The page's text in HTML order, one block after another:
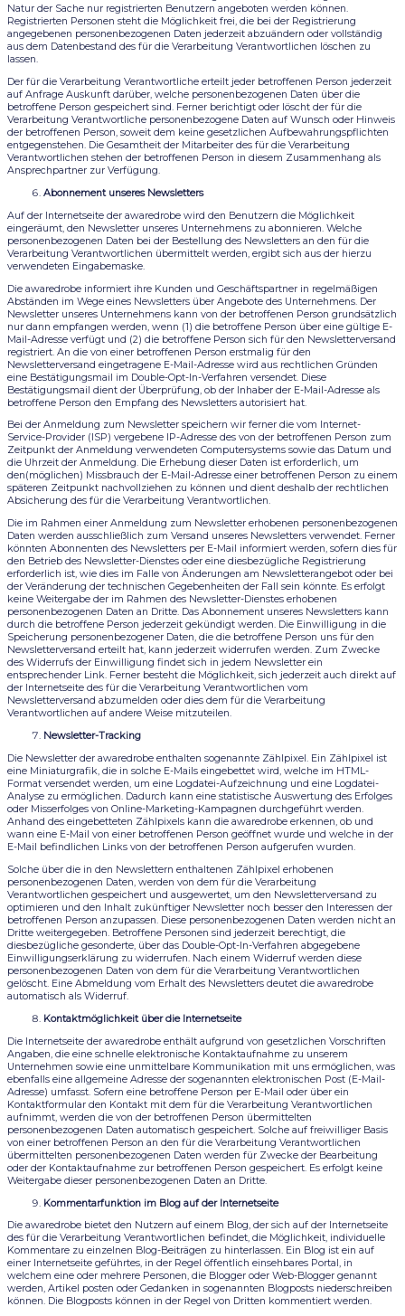
Natur der Sache nur registrierten Benutzern angeboten werden können.
Registrierten Personen steht die Möglichkeit frei, die bei der Registrierung
angegebenen personenbezogenen Daten jederzeit abzuändern oder vollständig
aus dem Datenbestand des für die Verarbeitung Verantwortlichen löschen zu
lassen.
Der für die Verarbeitung Verantwortliche erteilt jeder betroffenen Person jederzeit
auf Anfrage Auskunft darüber, welche personenbezogenen Daten über die
betroffene Person gespeichert sind. Ferner berichtigt oder löscht der für die
Verarbeitung Verantwortliche personenbezogene Daten auf Wunsch oder Hinweis
der betroffenen Person, soweit dem keine gesetzlichen Aufbewahrungspflichten
entgegenstehen. Die Gesamtheit der Mitarbeiter des für die Verarbeitung
Verantwortlichen stehen der betroffenen Person in diesem Zusammenhang als
Ansprechpartner zur Verfügung.
Abonnement unseres Newsletters
Auf der Internetseite der awaredrobe wird den Benutzern die Möglichkeit
eingeräumt, den Newsletter unseres Unternehmens zu abonnieren. Welche
personenbezogenen Daten bei der Bestellung des Newsletters an den für die
Verarbeitung Verantwortlichen übermittelt werden, ergibt sich aus der hierzu
verwendeten Eingabemaske.
Die awaredrobe informiert ihre Kunden und Geschäftspartner in regelmäßigen
Abständen im Wege eines Newsletters über Angebote des Unternehmens. Der
Newsletter unseres Unternehmens kann von der betroffenen Person grundsätzlich
nur dann empfangen werden, wenn (1) die betroffene Person über eine gültige E-
Mail-Adresse verfügt und (2) die betroffene Person sich für den Newsletterversand
registriert. An die von einer betroffenen Person erstmalig für den
Newsletterversand eingetragene E-Mail-Adresse wird aus rechtlichen Gründen
eine Bestätigungsmail im Double-Opt-In-Verfahren versendet. Diese
Bestätigungsmail dient der Überprüfung, ob der Inhaber der E-Mail-Adresse als
betroffene Person den Empfang des Newsletters autorisiert hat.
Bei der Anmeldung zum Newsletter speichern wir ferner die vom Internet-
Service-Provider (ISP) vergebene IP-Adresse des von der betroffenen Person zum
Zeitpunkt der Anmeldung verwendeten Computersystems sowie das Datum und
die Uhrzeit der Anmeldung. Die Erhebung dieser Daten ist erforderlich, um
den(möglichen) Missbrauch der E-Mail-Adresse einer betroffenen Person zu einem
späteren Zeitpunkt nachvollziehen zu können und dient deshalb der rechtlichen
Absicherung des für die Verarbeitung Verantwortlichen.
Die im Rahmen einer Anmeldung zum Newsletter erhobenen personenbezogenen
Daten werden ausschließlich zum Versand unseres Newsletters verwendet. Ferner
könnten Abonnenten des Newsletters per E-Mail informiert werden, sofern dies für
den Betrieb des Newsletter-Dienstes oder eine diesbezügliche Registrierung
erforderlich ist, wie dies im Falle von Änderungen am Newsletterangebot oder bei
der Veränderung der technischen Gegebenheiten der Fall sein könnte. Es erfolgt
keine Weitergabe der im Rahmen des Newsletter-Dienstes erhobenen
personenbezogenen Daten an Dritte. Das Abonnement unseres Newsletters kann
durch die betroffene Person jederzeit gekündigt werden. Die Einwilligung in die
Speicherung personenbezogener Daten, die die betroffene Person uns für den
Newsletterversand erteilt hat, kann jederzeit widerrufen werden. Zum Zwecke
des Widerrufs der Einwilligung findet sich in jedem Newsletter ein
entsprechender Link. Ferner besteht die Möglichkeit, sich jederzeit auch direkt auf
der Internetseite des für die Verarbeitung Verantwortlichen vom
Newsletterversand abzumelden oder dies dem für die Verarbeitung
Verantwortlichen auf andere Weise mitzuteilen.
Newsletter-Tracking
Die Newsletter der awaredrobe enthalten sogenannte Zählpixel. Ein Zählpixel ist
eine Miniaturgrafik, die in solche E-Mails eingebettet wird, welche im HTML-
Format versendet werden, um eine Logdatei-Aufzeichnung und eine Logdatei-
Analyse zu ermöglichen. Dadurch kann eine statistische Auswertung des Erfolges
oder Misserfolges von Online-Marketing-Kampagnen durchgeführt werden.
Anhand des eingebetteten Zählpixels kann die awaredrobe erkennen, ob und
wann eine E-Mail von einer betroffenen Person geöffnet wurde und welche in der
E-Mail befindlichen Links von der betroffenen Person aufgerufen wurden.
Solche über die in den Newslettern enthaltenen Zählpixel erhobenen
personenbezogenen Daten, werden von dem für die Verarbeitung
Verantwortlichen gespeichert und ausgewertet, um den Newsletterversand zu
optimieren und den Inhalt zukünftiger Newsletter noch besser den Interessen der
betroffenen Person anzupassen. Diese personenbezogenen Daten werden nicht an
Dritte weitergegeben. Betroffene Personen sind jederzeit berechtigt, die
diesbezügliche gesonderte, über das Double-Opt-In-Verfahren abgegebene
Einwilligungserklärung zu widerrufen. Nach einem Widerruf werden diese
personenbezogenen Daten von dem für die Verarbeitung Verantwortlichen
gelöscht. Eine Abmeldung vom Erhalt des Newsletters deutet die awaredrobe
automatisch als Widerruf.
Kontaktmöglichkeit über die Internetseite
Die Internetseite der awaredrobe enthält aufgrund von gesetzlichen Vorschriften
Angaben, die eine schnelle elektronische Kontaktaufnahme zu unserem
Unternehmen sowie eine unmittelbare Kommunikation mit uns ermöglichen, was
ebenfalls eine allgemeine Adresse der sogenannten elektronischen Post (E-Mail-
Adresse) umfasst. Sofern eine betroffene Person per E-Mail oder über ein
Kontaktformular den Kontakt mit dem für die Verarbeitung Verantwortlichen
aufnimmt, werden die von der betroffenen Person übermittelten
personenbezogenen Daten automatisch gespeichert. Solche auf freiwilliger Basis
von einer betroffenen Person an den für die Verarbeitung Verantwortlichen
übermittelten personenbezogenen Daten werden für Zwecke der Bearbeitung
oder der Kontaktaufnahme zur betroffenen Person gespeichert. Es erfolgt keine
Weitergabe dieser personenbezogenen Daten an Dritte.
Kommentarfunktion im Blog auf der Internetseite
Die awaredrobe bietet den Nutzern auf einem Blog, der sich auf der Internetseite
des für die Verarbeitung Verantwortlichen befindet, die Möglichkeit, individuelle
Kommentare zu einzelnen Blog-Beiträgen zu hinterlassen. Ein Blog ist ein auf
einer Internetseite geführtes, in der Regel öffentlich einsehbares Portal, in
welchem eine oder mehrere Personen, die Blogger oder Web-Blogger genannt
werden, Artikel posten oder Gedanken in sogenannten Blogposts niederschreiben
können. Die Blogposts können in der Regel von Dritten kommentiert werden.